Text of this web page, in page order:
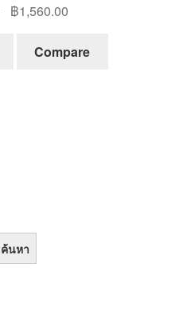
Original
฿1,560.00Current
is:
Compare
ค้นหา